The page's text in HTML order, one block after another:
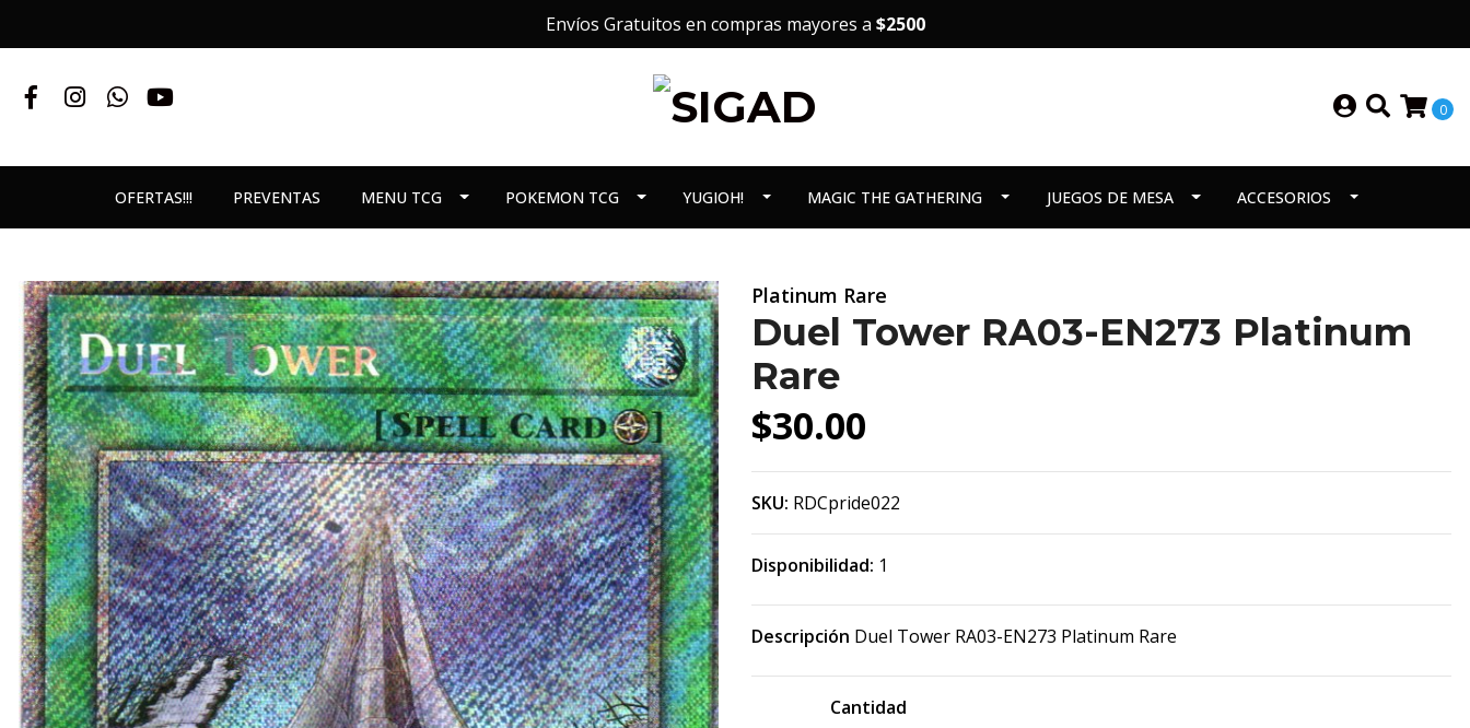
Envíos Gratuitos en compras mayores a $2500
0
OFERTAS!!! PREVENTAS MENU TCG POKEMON TCG YUGIOH! MAGIC THE GATHERING JUEGOS DE MESA ACCESORIOS
Platinum Rare
Duel Tower RA03-EN273 Platinum
Rare
$30.00
SKU: RDCpride022
Disponibilidad: 1
Descripción Duel Tower RA03-EN273 Platinum Rare
Cantidad